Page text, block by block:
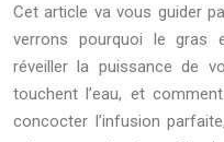
Cet article va vous guider
verrons pourquoi le gras
réveiller la puissance de
touchent l’eau, et
concocter l’infusion